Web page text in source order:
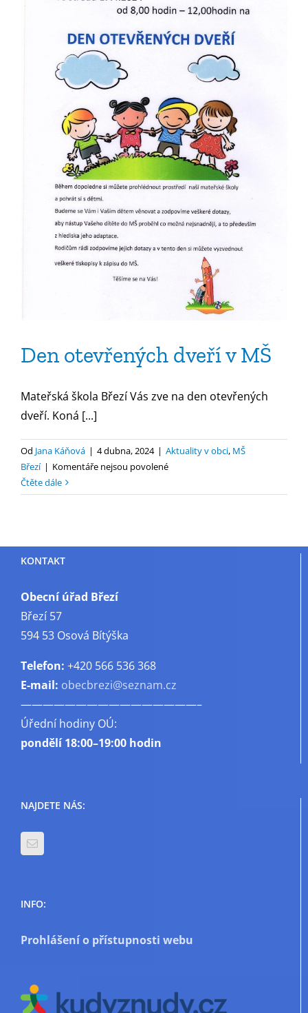
Den otevřených dveří v MŠ
Mateřská škola Březí Vás zve na den otevřených
dveří. Koná [...]
Od Jana Káňová | 4 dubna, 2024 | Aktuality v obci, MŠ
Březí | Komentáře nejsou povolenéu
s
otevřených
Čtěte dále
KONTAKT
Obecní úřad Březí
Březí 57
594 53 Osová Bítýška
Telefon: +420 566 536 368
E-mail: obecbrezi@seznam.cz
————————————————–
Úřední hodiny OÚ:
pondělí18:00–19:00 hodin
NAJDETE NÁS:
INFO:
Prohlášení o přístupnosti webu